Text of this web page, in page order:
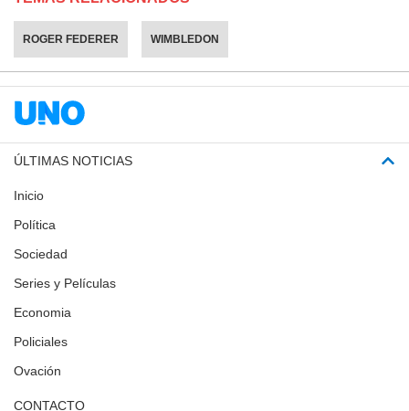
ROGER FEDERER WIMBLEDON
ÚLTIMAS NOTICIAS
Inicio
Política
Sociedad
Series y Películas
Economia
Policiales
Ovación
CONTACTO